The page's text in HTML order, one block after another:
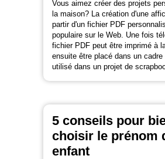
Vous aimez créer des projets
la maison? La création d'une
partir d'un fichier PDF
populaire sur le Web. Une fois
fichier PDF peut être imprimé à
ensuite être placé dans un cadre
utilisé dans un projet de
5 conseils pour
choisir le prénom
enfant